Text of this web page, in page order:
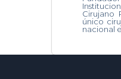
Cirujano
único
nacional